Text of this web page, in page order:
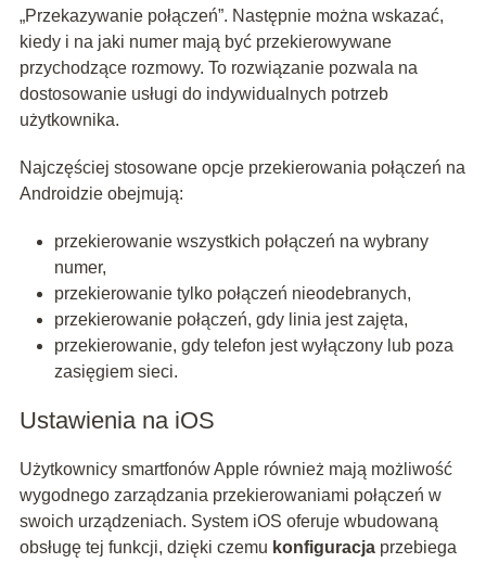
„Przekazywanie połączeń”. Następnie można wskazać,
kiedy i na jaki numer mają być przekierowywane
przychodzące rozmowy. To rozwiązanie pozwala na
dostosowanie usługi do indywidualnych potrzeb
użytkownika.
Najczęściej stosowane opcje przekierowania połączeń na
Androidzie obejmują:
przekierowanie wszystkich połączeń na wybrany
numer,
przekierowanie tylko połączeń nieodebranych,
przekierowanie połączeń, gdy linia jest zajęta,
przekierowanie, gdy telefon jest wyłączony lub poza
zasięgiem sieci.
Ustawienia na iOS
Użytkownicy smartfonów Apple również mają możliwość
wygodnego zarządzania przekierowaniami połączeń w
swoich urządzeniach. System iOS oferuje wbudowaną
obsługę tej funkcji, dzięki czemu konfiguracjaprzebiega